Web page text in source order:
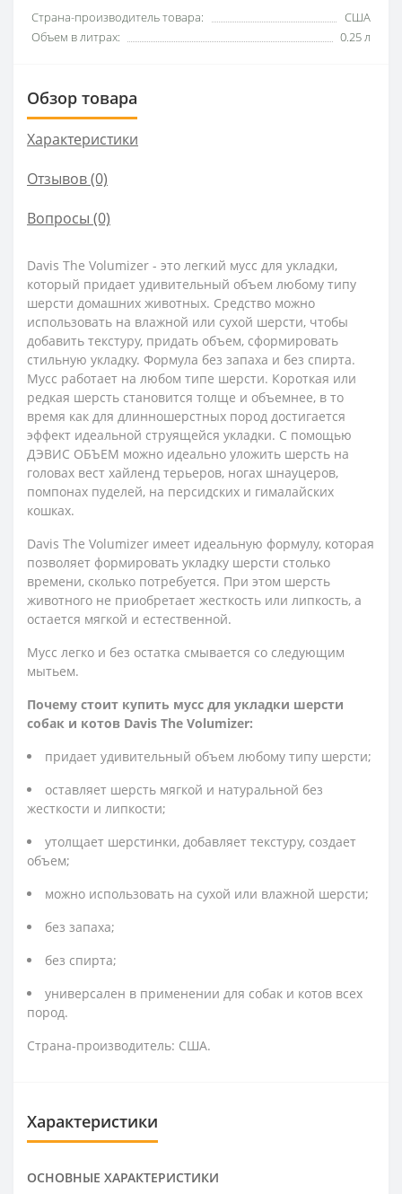
Страна-производитель товара:
США
Объем в литрах:
0.25 л
Обзор товара
Характеристики
Отзывов (0)
Вопросы (0)
Davis The Volumizer - это легкий мусс для укладки,
который придает удивительный объем любому типу
шерсти домашних животных. Средство можно
использовать на влажной или сухой шерсти, чтобы
добавить текстуру, придать объем, сформировать
стильную укладку. Формула без запаха и без спирта.
Мусс работает на любом типе шерсти. Короткая или
редкая шерсть становится толще и объемнее, в то
время как для длинношерстных пород достигается
эффект идеальной струящейся укладки. С помощью
ДЭВИС ОБЪЕМ можно идеально уложить шерсть на
головах вест хайленд терьеров, ногах шнауцеров,
помпонах пуделей, на персидских и гималайских
кошках.
Davis The Volumizer имеет идеальную формулу, которая
позволяет формировать укладку шерсти столько
времени, сколько потребуется. При этом шерсть
животного не приобретает жесткость или липкость, а
остается мягкой и естественной.
Мусс легко и без остатка смывается со следующим
мытьем.
Почему стоит купить мусс для укладки шерсти
собак и котов Davis The Volumizer:
придает удивительный объем любому типу шерсти;
оставляет шерсть мягкой и натуральной без
жесткости и липкости;
утолщает шерстинки, добавляет текстуру, создает
объем;
можно использовать на сухой или влажной шерсти;
без запаха;
без спирта;
универсален в применении для собак и котов всех
пород.
Страна-производитель: США.
Характеристики
ОСНОВНЫЕ ХАРАКТЕРИСТИКИ